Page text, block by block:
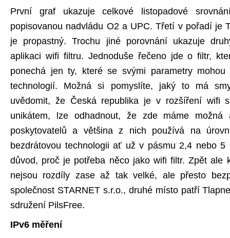
První graf ukazuje celkové listopadové
popisovanou nadvládu O2 a UPC. Třetí v pořadí je
je propastný. Trochu jiné porovnání ukazuje
aplikaci wifi filtru. Jednoduše řečeno jde o filtr,
ponechá jen ty, které se svými parametry mohou
technologií. Možná si pomyslíte, jaký to má
uvědomit, že Česká republika je v rozšíření wifi
unikátem, lze odhadnout, že zde máme možná
poskytovatelů a většina z nich používá na
bezdrátovou technologii ať už v pásmu 2,4 nebo
důvod, proč je potřeba něco jako wifi filtr. Zpět ale
nejsou rozdíly zase až tak velké, ale přesto
společnost STARNET s.r.o., druhé místo patří
sdružení PilsFree.
IPv6 měření